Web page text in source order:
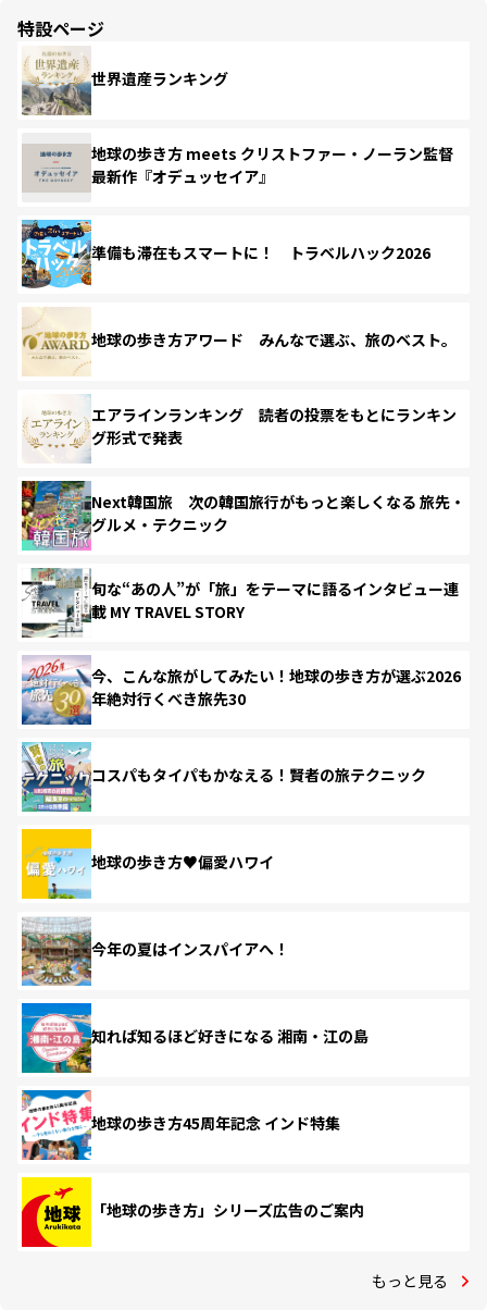
特設ページ
世界遺産ランキング
地球の歩き方 meets クリストファー・ノーラン監督
最新作『オデュッセイア』
準備も滞在もスマートに！ トラベルハック2026
地球の歩き方アワード みんなで選ぶ、旅のベスト。
エアラインランキング 読者の投票をもとにランキン
グ形式で発表
Next韓国旅 次の韓国旅行がもっと楽しくなる 旅先・
グルメ・テクニック
旬な“あの人”が「旅」をテーマに語るインタビュー連
載 MY TRAVEL STORY
今、こんな旅がしてみたい！地球の歩き方が選ぶ2026
年絶対行くべき旅先30
コスパもタイパもかなえる！賢者の旅テクニック
地球の歩き方♥偏愛ハワイ
今年の夏はインスパイアへ！
知れば知るほど好きになる 湘南・江の島
地球の歩き方45周年記念 インド特集
「地球の歩き方」シリーズ広告のご案内
もっと見る